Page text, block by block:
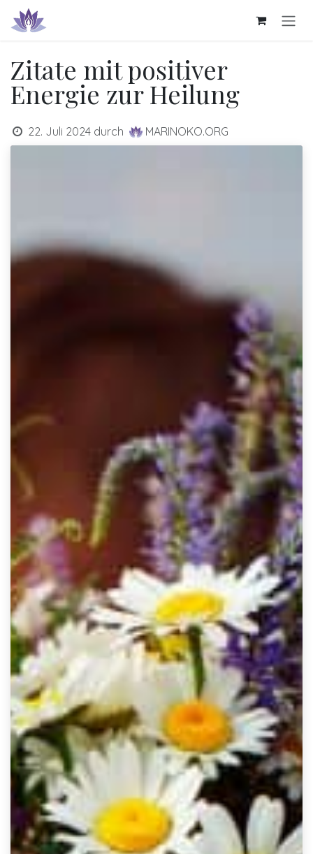
Zum Inhalt springen
Zitate mit positiver
Energie zur Heilung
22. Juli 2024 durch MARINOKO.ORG